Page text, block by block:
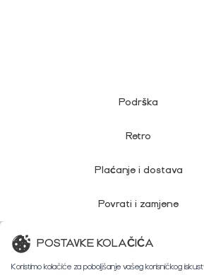
Podrška
Retro
Plaćanje i dostava
Povrati i zamjene
Korisnička podrška
POSTAVKE KOLAČIĆA
Koristimo kolačiće za poboljšanje vašeg korisničkog